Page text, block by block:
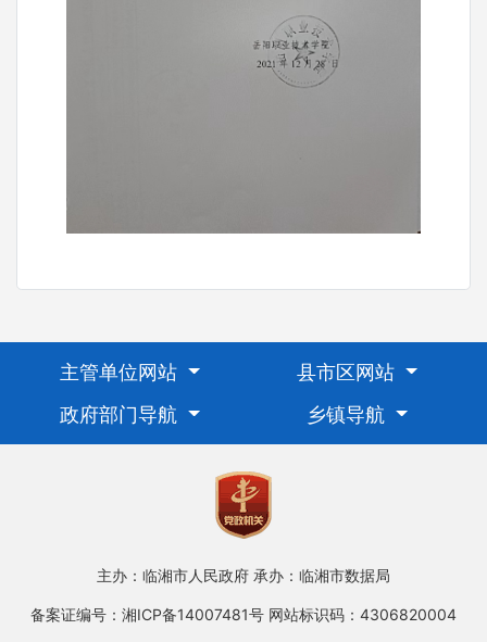
主管单位网站
县市区网站
政府部门导航
乡镇导航
主办：临湘市人民政府 承办：临湘市数据局
备案证编号：湘ICP备14007481号 网站标识码：4306820004